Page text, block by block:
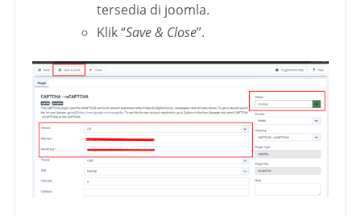
tersedia di joomla.
Klik “Save & Close”.